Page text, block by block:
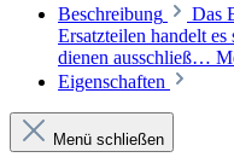
Beschreibung
Das
Ersatzteilen handelt
dienen ausschließ…
Eigenschaften
Menü schließen